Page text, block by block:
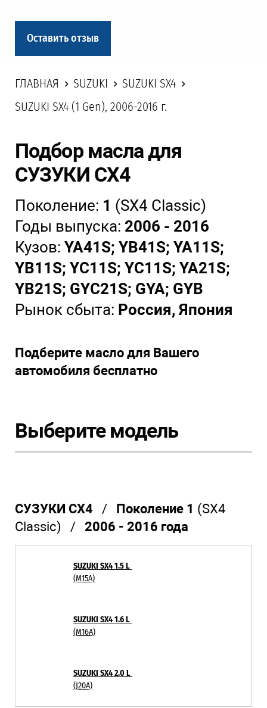
Оставить отзыв
ГЛАВНАЯ SUZUKI
SUZUKI SX4
SUZUKI SX4 (1 Gen), 2006-2016 г.
Подбор масла для
СУЗУКИ СХ4
Поколение: 1 (SX4 Classic)
Годы выпуска: 2006 - 2016
Кузов: YA41S; YB41S; YA11S;
YB11S; YC11S; YC11S; YA21S;
YB21S; GYC21S; GYA; GYB
Рынок сбыта: Россия, Япония
Подберите масло для Вашего
автомобиля бесплатно
Выберите модель
СУЗУКИ СХ4 / Поколение 1 (SX4
Classic) / 2006 - 2016 года
SUZUKI SX4 1.5 L
(M15A)
SUZUKI SX4 1.6 L
(M16A)
SUZUKI SX4 2.0 L
(J20A)